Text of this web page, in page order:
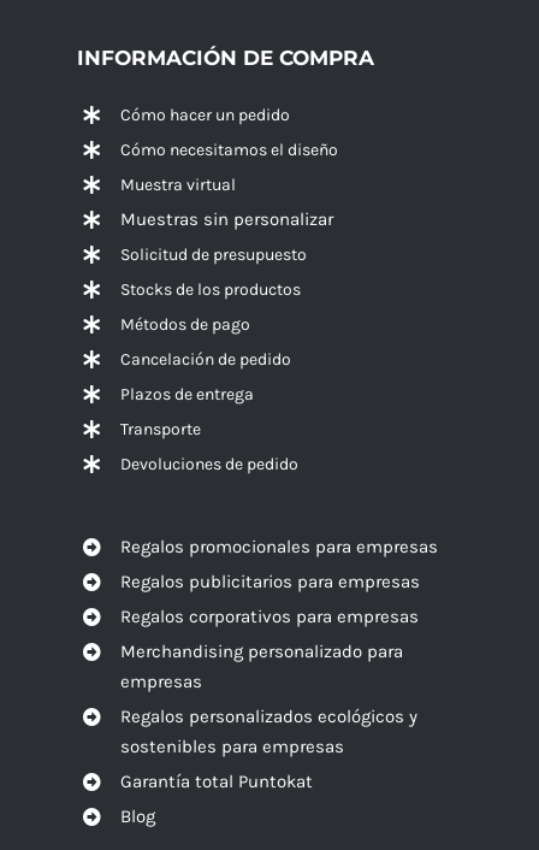
INFORMACIÓN DE COMPRA
Cómo hacer un pedido
Cómo necesitamos el diseño
Muestra virtual
Muestras sin personalizar
Solicitud de presupuesto
Stocks de los productos
Métodos de pago
Cancelación de pedido
Plazos de entrega
Transporte
Devoluciones de pedido
Regalos promocionales para empresas
Regalos publicitarios para empresas
Regalos corporativos para empresas
Merchandising personalizado para
empresas
Regalos personalizados ecológicos y
sostenibles para empresas
Garantía total Puntokat
Blog